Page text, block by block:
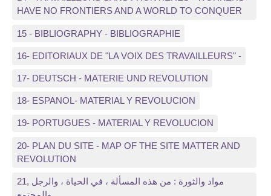
HAVE NO FRONTIERS AND A WORLD TO CONQUER
15 - BIBLIOGRAPHY - BIBLIOGRAPHIE
16- EDITORIAUX DE "LA VOIX DES TRAVAILLEURS" -
17- DEUTSCH - MATERIE UND REVOLUTION
18- ESPANOL- MATERIAL Y REVOLUCION
19- PORTUGUES - MATERIAL Y REVOLUCION
20- PLAN DU SITE - MAP OF THE SITE MATTER AND
REVOLUTION
21, مواد والثورة : من هذه المسألة ، في الحياة ، والرجل